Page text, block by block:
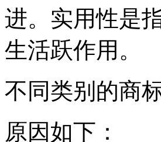
进。实用性是
生活跃作用。
不同类别的商
原因如下：